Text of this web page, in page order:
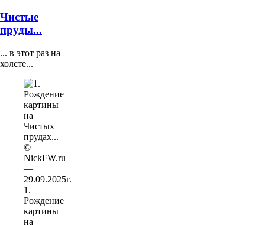
Чистые
пруды...
... в этот раз на
холсте...
1.
Рождение
картины
на